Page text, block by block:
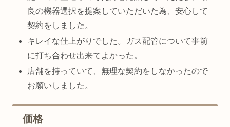
良の機器選択を提案していただいた為、安心して
契約をしました。
キレイな仕上がりでした。ガス配管について事前
に打ち合わせ出来てよかった。
店舗を持っていて、無理な契約をしなかったので
お願いしました。
価格